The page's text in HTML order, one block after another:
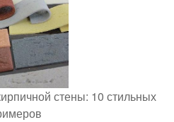
стены: 10 стильных